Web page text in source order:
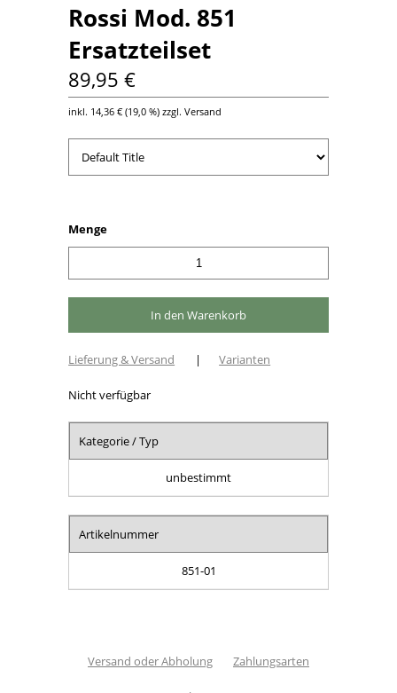
Rossi Mod. 851
Ersatzteilset
89,95 €
inkl. 14,36 € (19,0 %) zzgl. Versand
Menge
Lieferung & Versand | Varianten
Nicht verfügbar
Kategorie / Typ
unbestimmt
Artikelnummer
851-01
Versand oder Abholung Zahlungsarten